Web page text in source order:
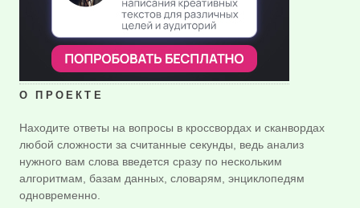
О ПРОЕКТЕ
Находите ответы на вопросы в кроссвордах и сканвордах
любой сложности за считанные секунды, ведь анализ
нужного вам слова введется сразу по нескольким
алгоритмам, базам данных, словарям, энциклопедям
одновременно.